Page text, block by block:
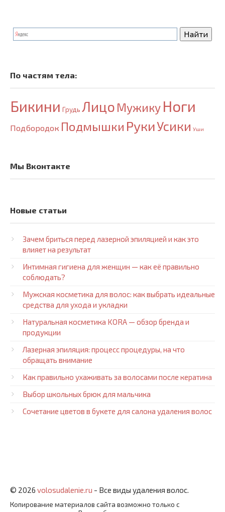
По частям тела:
Бикини Грудь Лицо Мужику Ноги
Подбородок Подмышки РукиУсики Уши
Мы Вконтакте
Новые статьи
Зачем бриться перед лазерной эпиляцией и как это
влияет на результат
Интимная гигиена для женщин — как её правильно
соблюдать?
Мужская косметика для волос: как выбрать идеальные
средства для ухода и укладки
Натуральная косметика KORA — обзор бренда и
продукции
Лазерная эпиляция: процесс процедуры, на что
обращать внимание
Как правильно ухаживать за волосами после кератина
Выбор школьных брюк для мальчика
Сочетание цветов в букете для салона удаления волос
© 2026 volosudalenie.ru - Все виды удаления волос.
Копирование материалов сайта возможно только с